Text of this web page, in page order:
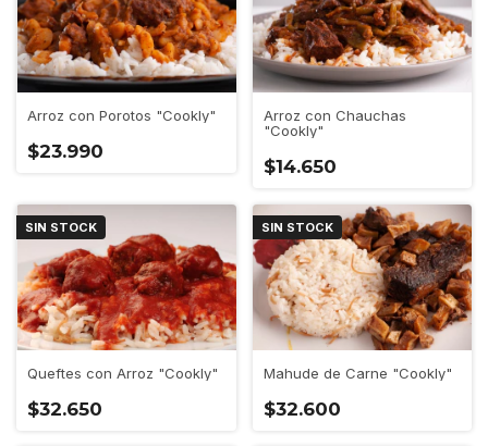
Arroz con Porotos "Cookly"
$23.990
Arroz con Chauchas
"Cookly"
$14.650
SIN STOCK
Queftes con Arroz "Cookly"
$32.650
SIN STOCK
Mahude de Carne "Cookly"
$32.600